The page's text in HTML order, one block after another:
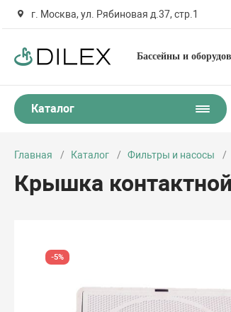
г. Москва, ул. Рябиновая д.37, стр.1
Бассейны и
Каталог
Главная Каталог Фильтры и насосы
Крышка
-5%